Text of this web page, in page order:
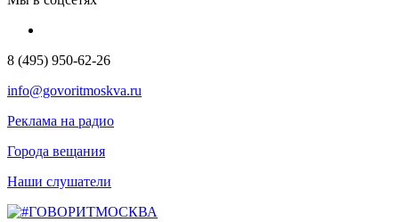
8 (495) 950-62-26
info@govoritmoskva.ru
Реклама на радио
Города вещания
Наши слушатели